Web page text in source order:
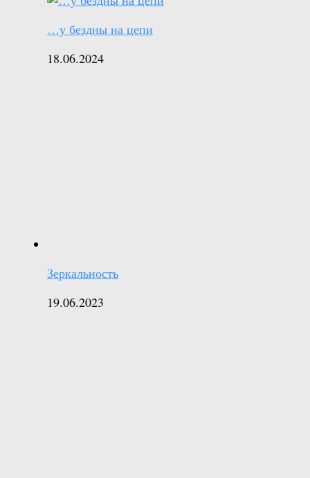
…у бездны на цепи
18.06.2024
Зеркальность
19.06.2023